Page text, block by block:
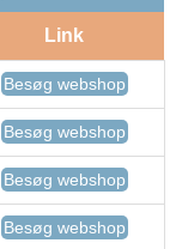
Link
Besøg webshop
Besøg webshop
Besøg webshop
Besøg webshop